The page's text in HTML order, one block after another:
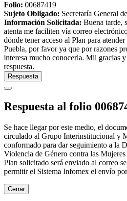
Folio: 00687419
Sujeto Obligado: Secretaría General
Información Solicitada: Buena tarde,
atenta me faciliten vía correo
dónde tener acceso al Plan para
Puebla, por favor ya que por razones
interesa mucho conocerla. Mil gracias
respuesta.
Respuesta
Respuesta al folio
Se hace llegar por este medio, el
circulado al Grupo Interinstitucional y
conformado para dar seguimiento a la
Violencia de Género contra las
Plan solicitado será enviado al correo
permitir el Sistema Infomex el envío
Cerrar